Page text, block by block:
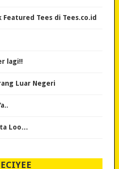
Featured Tees di Tees.co.id
lagi!!
Luar Negeri
Loo…